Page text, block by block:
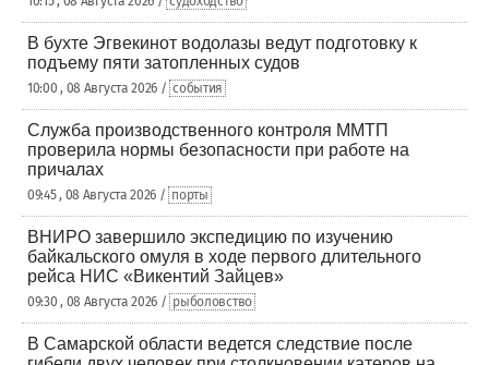
В бухте Эгвекинот водолазы ведут подготовку к
подъему пяти затопленных судов
10:00 , 08 Августа 2026 / события
Служба производственного контроля ММТП
проверила нормы безопасности при работе на
причалах
09:45 , 08 Августа 2026 / порты
ВНИРО завершило экспедицию по изучению
байкальского омуля в ходе первого длительного
рейса НИС «Викентий Зайцев»
09:30 , 08 Августа 2026 / рыболовство
В Самарской области ведется следствие после